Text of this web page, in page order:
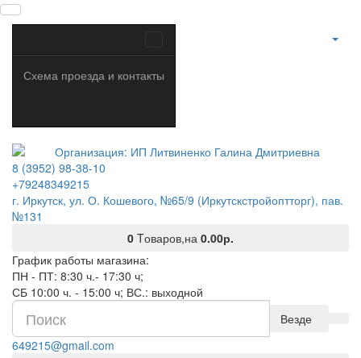
Схема проезда и контакты
8 (3952) 98-38-10
+79248349215
г. Иркутск, ул. О. Кошевого, №65/9 (Иркутскстройоптторг), пав.
№131
0 Tоваров,на 0.00р.
График работы магазина:
ПН - ПТ: 8:30 ч.- 17:30 ч;
СБ 10:00 ч. - 15:00 ч; ВС.: выходной
Везде
649215@gmail.com